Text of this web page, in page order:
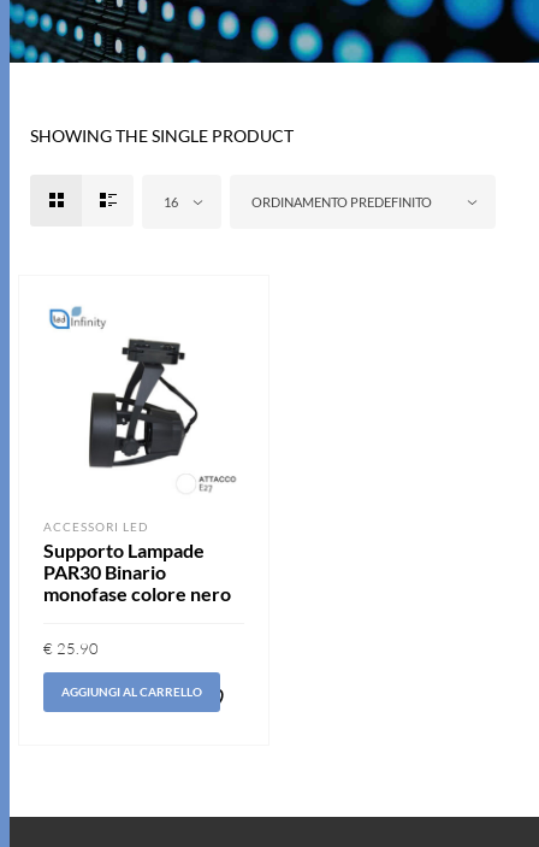
SHOWING THE SINGLE PRODUCT
16 ORDINAMENTO PREDEFINITO
ACCESSORI LED
Supporto Lampade
PAR30 Binario
monofase colore nero
€ 25.90
AGGIUNGI AL CARRELLO
desideri